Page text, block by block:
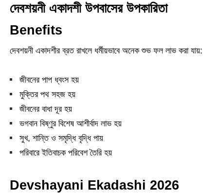
দেবশয়নী একাদশী উপবাসের উপকারিতা
Benefits
দেবশয়নী একাদশীর ব্রত রাখলে ধর্মীয়ভাবে অনেক শুভ ফল লাভ করা যায়:
জীবনের পাপ ধ্বংস হয়
মুক্তির পথ সহজ হয়
জীবনের বাধা দূর হয়
ভগবান বিষ্ণুর বিশেষ আশীর্বাদ লাভ হয়
সুখ, শান্তি ও সমৃদ্ধি বৃদ্ধি পায়
পরিবারে ইতিবাচক পরিবেশ তৈরি হয়
Devshayani Ekadashi 2026